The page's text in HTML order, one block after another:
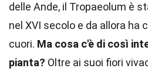
delle Ande, il Tropaeolum è
nel XVI secolo e da allora ha
cuori. Ma cosa c'è di così
pianta? Oltre ai suoi fiori